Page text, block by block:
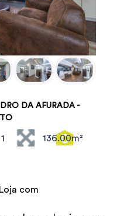
DA AFURADA -
1 136.00m²
com